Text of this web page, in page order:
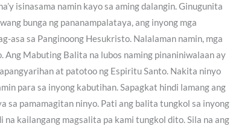
isinasama namin kayo sa aming dalangin. Ginugunita
bunga ng pananampalataya, ang inyong mga
asa sa Panginoong Hesukristo. Nalalaman namin, mga
Ang Mabuting Balita na lubos naming pinaniniwalaan ay
at patotoo ng Espiritu Santo. Nakita ninyo
para sa inyong kabutihan. Sapagkat hindi lamang ang
sa pamamagitan ninyo. Pati ang balita tungkol sa inyong
kailangang magsalita pa kami tungkol dito. Sila na ang